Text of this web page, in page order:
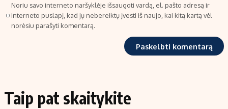
Noriu savo interneto naršyklėje išsaugoti vardą, el. pašto adresą ir
interneto puslapį, kad jų nebereiktų įvesti iš naujo, kai kitą kartą vėl
norėsiu parašyti komentarą.
Taip pat skaitykite